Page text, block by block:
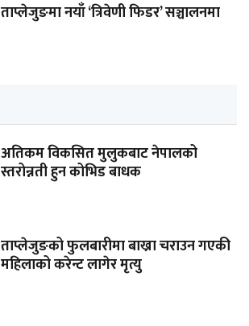
ताप्लेजुङमा नयाँ ‘त्रिवेणी फिडर’ सञ्चालनमा
अतिकम विकसित मुलुकबाट नेपालको
स्तरोन्नती हुन कोभिड बाधक
ताप्लेजुङको फुलबारीमा बाख्रा चराउन गएकी
महिलाको करेन्ट लागेर मृत्यु